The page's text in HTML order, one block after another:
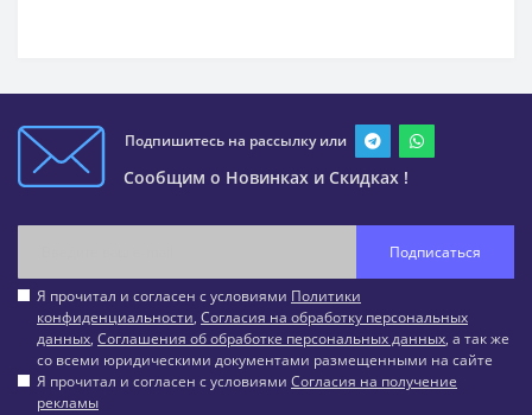
Подпишитесь на рассылку или
Сообщим о Новинках и Скидках !
Подписаться
Я прочитал и согласен с условиями Политики
конфиденциальности, Согласия на обработку персональных
данных, Соглашения об обработке персональных данных, а так же
со всеми юридическими документами размещенными на сайте
Я прочитал и согласен с условиями Согласия на получение
рекламы